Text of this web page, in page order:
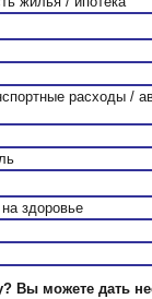
расходы /
здоровье
Вы можете дать